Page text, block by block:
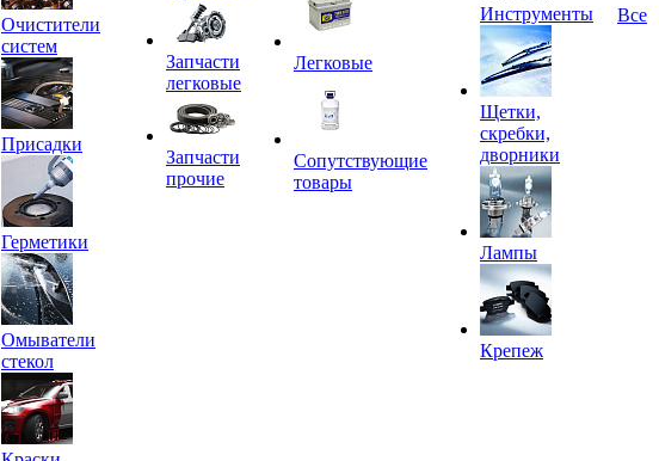
Очистители
систем
Присадки
Герметики
Омыватели
стекол
Запчасти
легковые
Запчасти
прочие
Легковые
Сопутствующие
товары
Инструменты
Щетки,
скребки,
дворники
Лампы
Крепеж
Все